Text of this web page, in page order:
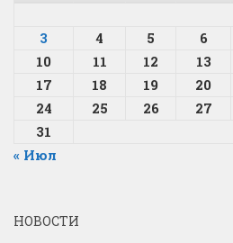
3
4 5 6
10
11 12 13
17
18 19 20
24
25 26 27
31
« Июл
НОВОСТИ